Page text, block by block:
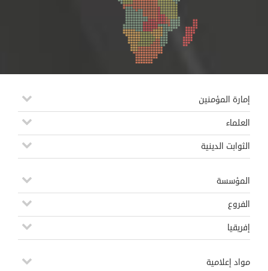
إمارة المؤمنين
العلماء
الثوابت الدينية
المؤسسة
الفروع
إفريقيا
مواد إعلامية